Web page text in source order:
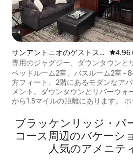
サンアントニオのゲストス
イート
レビ
4.96
専用のジャグジー、ダウンタウンと
パールの近く！
ベッドルーム2室、バスルーム2室 -
方フィート、2階にあるモダンなアパ
メント。ダウンタウンとリバーウォ
から1.5マイルの距離にあります。 ホテル
す！設備は充実しており（必需品な
べて揃っています）、洗濯機・乾燥
キッチン、ガスグリルを備えたゲス
用パティオ、専用屋外ラウンジ、5人
露天風呂・ジャグジーを完備していま
ブラッケンリッジ・パ
コース⁠周⁠辺⁠のバ⁠ケ⁠ー⁠シ⁠
人⁠気⁠のア⁠メ⁠ニ⁠テ⁠